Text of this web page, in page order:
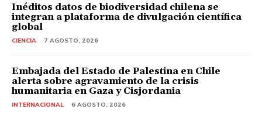
Inéditos datos de biodiversidad chilena se
integran a plataforma de divulgación científica
global
CIENCIA 7 AGOSTO, 2026
Embajada del Estado de Palestina en Chile
alerta sobre agravamiento de la crisis
humanitaria en Gaza y Cisjordania
INTERNACIONAL 6 AGOSTO, 2026